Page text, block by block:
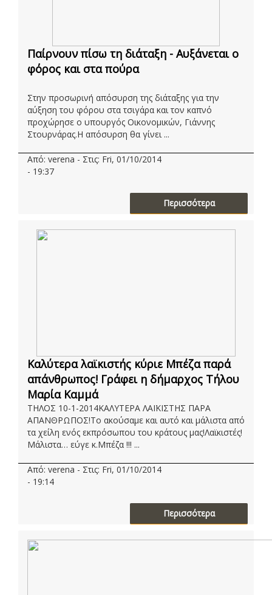
Παίρνουν πίσω τη διάταξη - Αυξάνεται ο
φόρος και στα πούρα
Στην προσωρινή απόσυρση της διάταξης για την
αύξηση του φόρου στα τσιγάρα και τον καπνό
προχώρησε ο υπουργός Οικονομικών, Γιάννης
Στουρνάρας.Η απόσυρση θα γίνει ...
Από: verena - Στις: Fri, 01/10/2014
- 19:37
Περισσότερα
Καλύτερα λαϊκιστής κύριε Μπέζα παρά
απάνθρωπος! Γράφει η δήμαρχος Τήλου
Μαρία Καμμά
ΤΗΛΟΣ 10-1-2014ΚΑΛΥΤΕΡΑ ΛΑΪΚΙΣΤΗΣ ΠΑΡΑ
ΑΠΑΝΘΡΩΠΟΣ!Το ακούσαμε και αυτό και μάλιστα από
τα χείλη ενός εκπρόσωπου του κράτους μας!Λαϊκιστές!
Μάλιστα… εύγε κ.Μπέζα !!! ...
Από: verena - Στις: Fri, 01/10/2014
- 19:14
Περισσότερα